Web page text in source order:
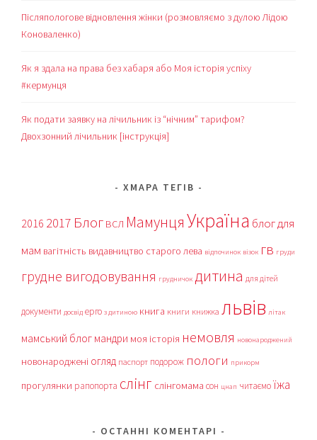
Післяпологове відновлення жінки (розмовляємо з дулою Лідою
Коноваленко)
Як я здала на права без хабаря або Моя історія успіху
#кермунця
Як подати заявку на лічильник із “нічним” тарифом?
Двохзонний лічильник [інструкція]
ХМАРА ТЕГІВ
2016 2017 Блог ВСЛ МамунцяУкраїна блог для
мам вагітність видавництво старого лева відпочинок візок гв груди
грудне вигодовування грудничок дитина для дітей
документи досвід ерго з дитиною книга книги книжка львів літак
мамський блог мандри моя історія немовля новонароджений
новонароджені огляд паспорт подорож пологи прикорм
прогулянки рапопорта слінг слінгомама сон цнап читаємоїжа
ОСТАННІ КОМЕНТАРІ